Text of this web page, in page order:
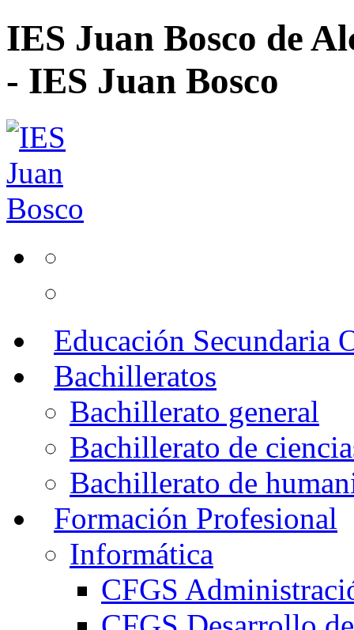
IES Juan Bosco de
- IES Juan Bosco
Educación Secundaria
Bachilleratos
Bachillerato general
Bachillerato de
Bachillerato de
Formación Profesional
Informática
CFGS